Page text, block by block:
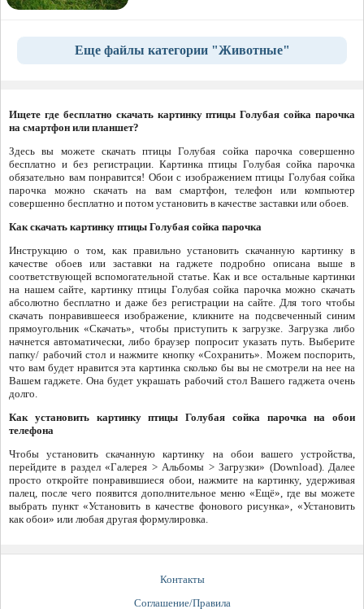
Еще файлы категории "Животные"
Ищете где бесплатно скачать картинку птицы Голубая сойка парочка
на смартфон или планшет?
Здесь вы можете скачать птицы Голубая сойка парочка совершенно
бесплатно и без регистрации. Картинка птицы Голубая сойка парочка
обязательно вам понравится! Обои с изображением птицы Голубая сойка
парочка можно скачать на вам смартфон, телефон или компьютер
совершенно бесплатно и потом установить в качестве заставки или обоев.
Как скачать картинку птицы Голубая сойка парочка
Инструкцию о том, как правильно установить скачанную картинку в
качестве обоев или заставки на гаджете подробно описана выше в
соответствующей вспомогательной статье. Как и все остальные картинки
на нашем сайте, картинку птицы Голубая сойка парочка можно скачать
абсолютно бесплатно и даже без регистрации на сайте. Для того чтобы
скачать понравившееся изображение, кликните на подсвеченный синим
прямоугольник «Скачать», чтобы приступить к загрузке. Загрузка либо
начнется автоматически, либо браузер попросит указать путь. Выберите
папку/ рабочий стол и нажмите кнопку «Сохранить». Можем поспорить,
что вам будет нравится эта картинка сколько бы вы не смотрели на нее на
Вашем гаджете. Она будет украшать рабочий стол Вашего гаджета очень
долго.
Как установить картинку птицы Голубая сойка парочка на обои
телефона
Чтобы установить скачанную картинку на обои вашего устройства,
перейдите в раздел «Галерея > Альбомы > Загрузки» (Download). Далее
просто откройте понравившиеся обои, нажмите на картинку, удерживая
палец, после чего появится дополнительное меню «Ещё», где вы можете
выбрать пункт «Установить в качестве фонового рисунка», «Установить
как обои» или любая другая формулировка.
Контакты
Соглашение/Правила